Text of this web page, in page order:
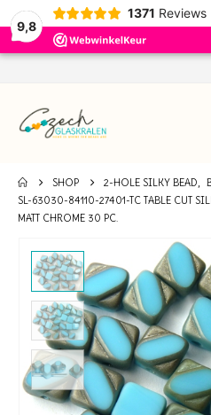
9,8
1371 Reviews
SHOP 2-HOLE SILKY BEAD,
SL-63030-84110-27401-TC TABLE CUT
MATT CHROME 30 PC.